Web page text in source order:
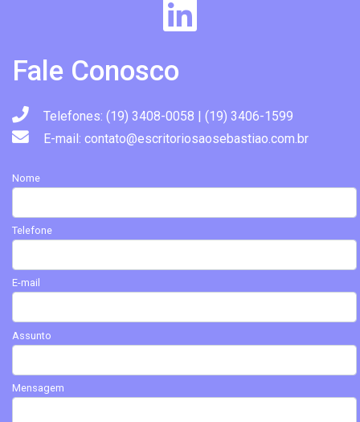
Fale Conosco
Telefones: (19) 3408-0058 | (19) 3406-1599
E-mail: contato@escritoriosaosebastiao.com.br
Nome
Telefone
E-mail
Assunto
Mensagem